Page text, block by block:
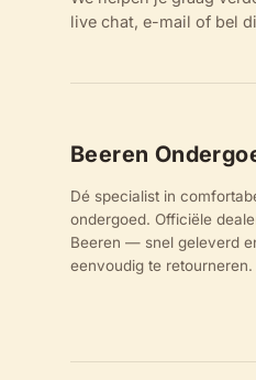
live chat, e-mail of bel
Beeren
Dé specialist in
ondergoed. Officiële
Beeren — snel geleverd
eenvoudig te retourneren.